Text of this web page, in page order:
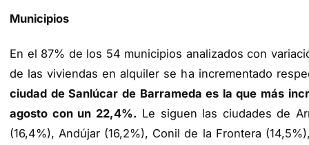
Municipios
En el 87% de los 54 municipios analizados con
de las viviendas en alquiler se ha incrementado
ciudad de Sanlúcar de Barrameda es la que más
agosto con un 22,4%. Le siguen las ciudades de
(16,4%), Andújar (16,2%), Conil de la Frontera